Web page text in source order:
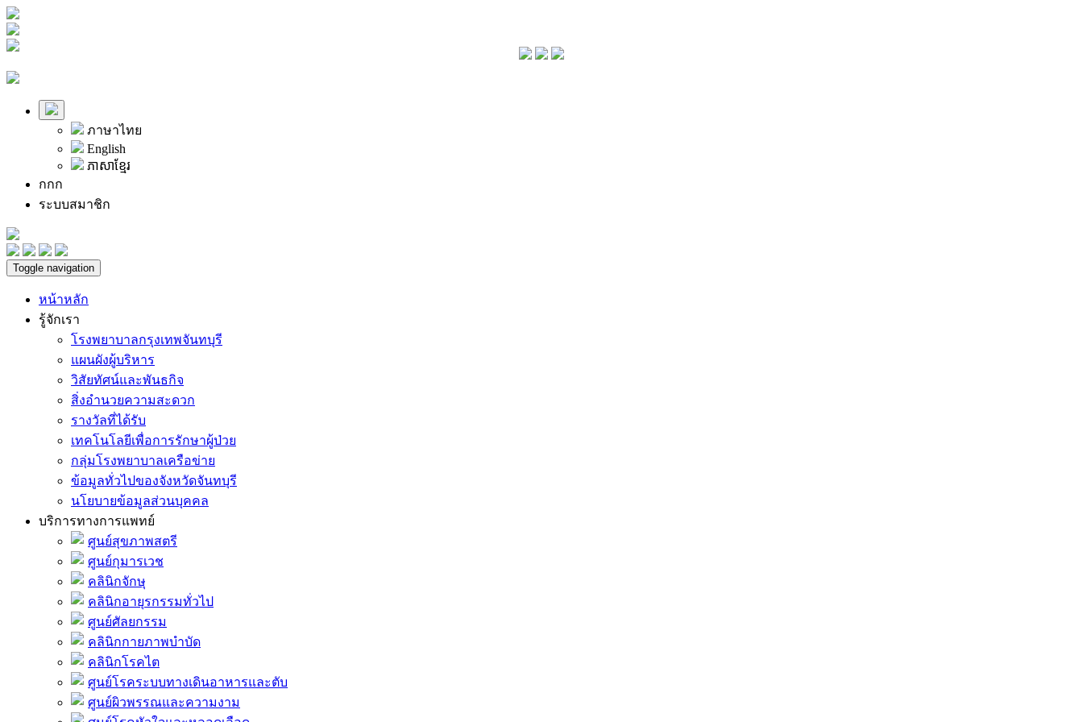
ภาษาไทย
English
ភាសាខ្មែរ
กกก
ระบบสมาชิก
Toggle navigation
หน้าหลัก
รู้จักเรา
โรงพยาบาลกรุงเทพจันทบุรี
แผนผังผู้บริหาร
วิสัยทัศน์และพันธกิจ
สิ่งอำนวยความสะดวก
รางวัลที่ได้รับ
เทคโนโลยีเพื่อการรักษาผู้ป่วย
กลุ่มโรงพยาบาลเครือข่าย
ข้อมูลทั่วไปของจังหวัดจันทบุรี
นโยบายข้อมูลส่วนบุคคล
บริการทางการแพทย์
ศูนย์สุขภาพสตรี
ศูนย์กุมารเวช
คลินิกจักษุ
คลินิกอายุรกรรมทั่วไป
ศูนย์ศัลยกรรม
คลินิกกายภาพบำบัด
คลินิกโรคไต
ศูนย์โรคระบบทางเดินอาหารและตับ
ศูนย์ผิวพรรณและความงาม